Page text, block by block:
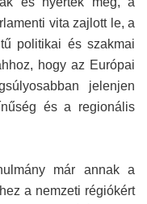
vita zajlott le, a
politikai és szakmai
hogy az Európai
jelenjen
és a regionális
már annak a
a nemzeti régiókért